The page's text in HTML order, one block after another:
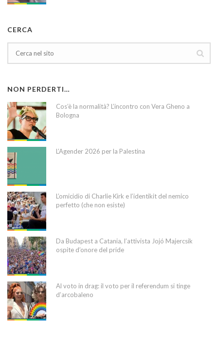
CERCA
NON PERDERTI…
Cos’è la normalità? L’incontro con Vera Gheno a
Bologna
L’Agender 2026 per la Palestina
L’omicidio di Charlie Kirk e l’identikit del nemico
perfetto (che non esiste)
Da Budapest a Catania, l’attivista Jojó Majercsik
ospite d’onore del pride
Al voto in drag: il voto per il referendum si tinge
d’arcobaleno